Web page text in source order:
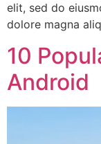
elit, sed do
dolore magna
10
Android